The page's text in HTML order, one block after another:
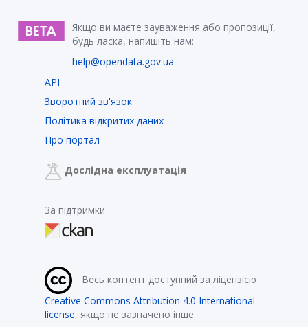
Якщо ви маєте зауваження або пропозиції,
будь ласка, напишіть нам:
help@opendata.gov.ua
API
Зворотний зв'язок
Політика відкритих даних
Про портал
Дослідна експлуатація
За підтримки
Весь контент доступний за ліцензією
Creative Commons Attribution 4.0 International
license, якщо не зазначено інше